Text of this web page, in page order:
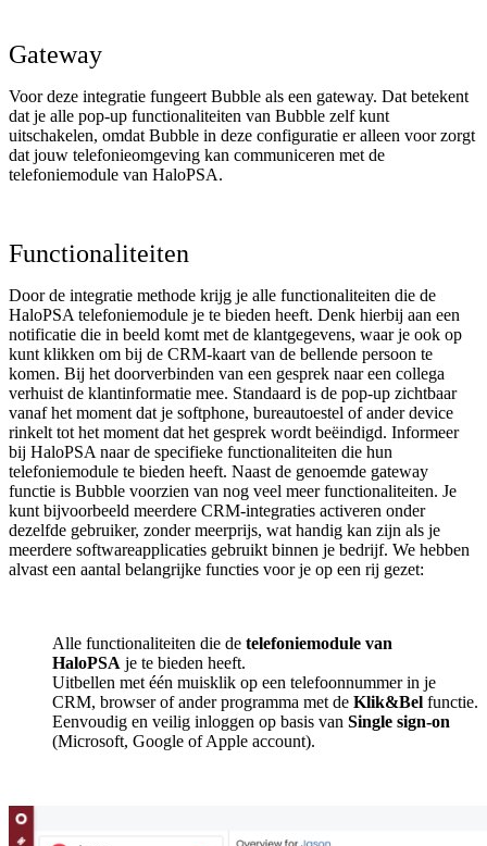
Gateway
Voor deze integratie fungeert Bubble als een gateway. Dat betekent
dat je alle pop-up functionaliteiten van Bubble zelf kunt
uitschakelen, omdat Bubble in deze configuratie er alleen voor zorgt
dat jouw telefonieomgeving kan communiceren met de
telefoniemodule van HaloPSA.
Functionaliteiten
Door de integratie methode krijg je alle functionaliteiten die de
HaloPSA telefoniemodule je te bieden heeft. Denk hierbij aan een
notificatie die in beeld komt met de klantgegevens, waar je ook op
kunt klikken om bij de CRM-kaart van de bellende persoon te
komen. Bij het doorverbinden van een gesprek naar een collega
verhuist de klantinformatie mee. Standaard is de pop-up zichtbaar
vanaf het moment dat je softphone, bureautoestel of ander device
rinkelt tot het moment dat het gesprek wordt beëindigd. Informeer
bij HaloPSA naar de specifieke functionaliteiten die hun
telefoniemodule te bieden heeft. Naast de genoemde gateway
functie is Bubble voorzien van nog veel meer functionaliteiten. Je
kunt bijvoorbeeld meerdere CRM-integraties activeren onder
dezelfde gebruiker, zonder meerprijs, wat handig kan zijn als je
meerdere softwareapplicaties gebruikt binnen je bedrijf. We hebben
alvast een aantal belangrijke functies voor je op een rij gezet:
Alle functionaliteiten die de telefoniemodule van
HaloPSA je te bieden heeft.
Uitbellen met één muisklik op een telefoonnummer in je
CRM, browser of ander programma met de Klik&Bel functie.
Eenvoudig en veilig inloggen op basis van Single sign-on
(Microsoft, Google of Apple account).